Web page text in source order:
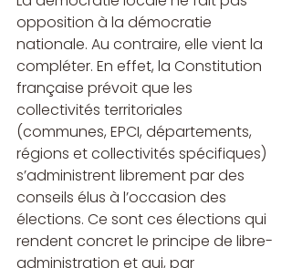
opposition à la démocratie
nationale. Au contraire, elle vient la
compléter. En effet, la Constitution
française prévoit que les
collectivités territoriales
(communes, EPCI, départements,
régions et collectivités spécifiques)
s’administrent librement par des
conseils élus à l’occasion des
élections. Ce sont ces élections qui
rendent concret le principe de libre-
administration et qui, par